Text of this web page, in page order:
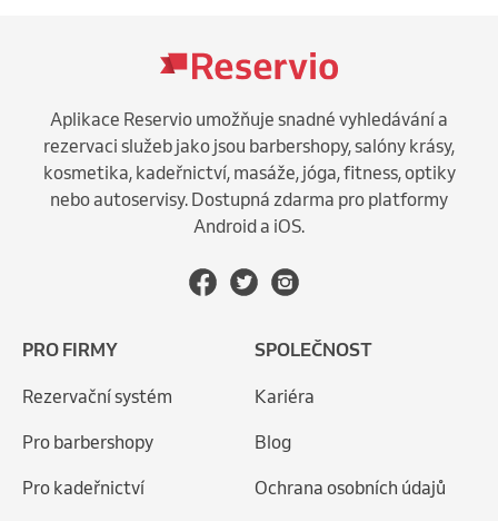
Aplikace Reservio umožňuje snadné vyhledávání a
rezervaci služeb jako jsou barbershopy, salóny krásy,
kosmetika, kadeřnictví, masáže, jóga, fitness, optiky
nebo autoservisy. Dostupná zdarma pro platformy
Android a iOS.
PRO FIRMY
Rezervační systém
Pro barbershopy
Pro kadeřnictví
SPOLEČNOST
Kariéra
Blog
Ochrana osobních údajů